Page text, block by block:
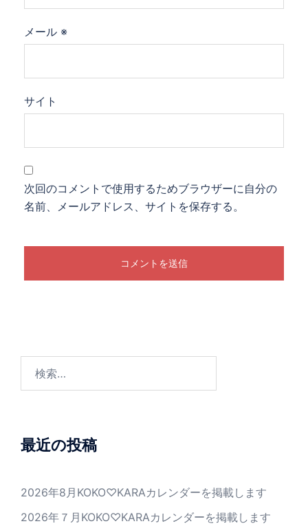
メール ※
サイト
次回のコメントで使用するためブラウザーに自分の
名前、メールアドレス、サイトを保存する。
最近の投稿
2026年8月KOKO♡KARAカレンダーを掲載します
2026年７月KOKO♡KARAカレンダーを掲載します